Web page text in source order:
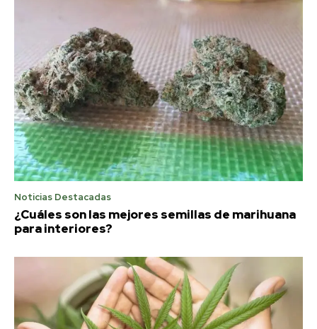
Noticias Destacadas
¿Cuáles son las mejores semillas de marihuana
para interiores?